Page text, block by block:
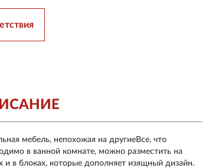
мебель, непохожая на другиеВсе, что
в ванной комнате, можно разместить на
и в блоках, которые дополняет изящный дизайн.